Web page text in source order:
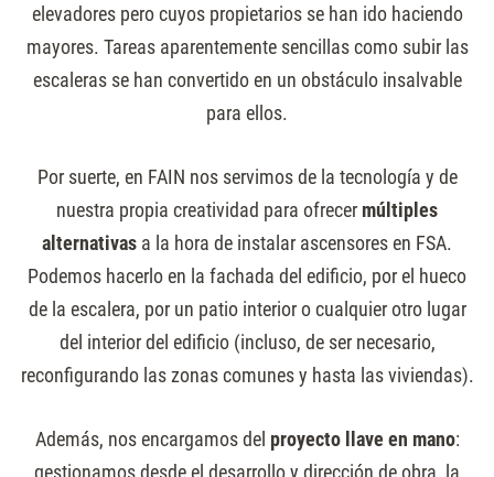
elevadores pero cuyos propietarios se han ido haciendo
mayores. Tareas aparentemente sencillas como subir las
escaleras se han convertido en un obstáculo insalvable
para ellos.
Por suerte, en FAIN nos servimos de la tecnología y de
nuestra propia creatividad para ofrecer múltiples
alternativas a la hora de instalar ascensores en FSA.
Podemos hacerlo en la fachada del edificio, por el hueco
de la escalera, por un patio interior o cualquier otro lugar
del interior del edificio (incluso, de ser necesario,
reconfigurando las zonas comunes y hasta las viviendas).
Además, nos encargamos del proyecto llave en mano:
gestionamos desde el desarrollo y dirección de obra, la